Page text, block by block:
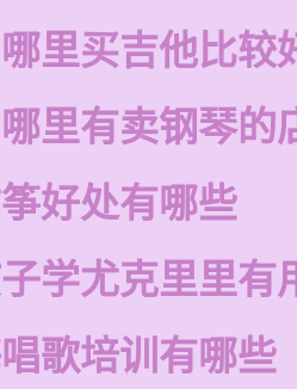
里买吉他比较
里有卖钢琴的
好处有哪些
学尤克里里有
歌培训有哪些